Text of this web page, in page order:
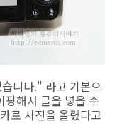
니다." 라고 기본으
핑해서 글을 넣을 수
로 사진을 올렸다고